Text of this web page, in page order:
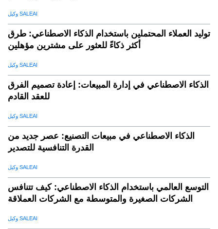
وكيل SALEAI
توليد العملاء المحتملين باستخدام الذكاء الاصطناعي: طرق
أكثر ذكاءً للعثور على مشترين مؤهلين
وكيل SALEAI
الذكاء الاصطناعي في إدارة المبيعات: إعادة تصميم الفرق
للعقد القادم
وكيل SALEAI
الذكاء الاصطناعي في مبيعات التصنيع: عصر جديد من
القدرة التنافسية للتصدير
وكيل SALEAI
التوسع العالمي باستخدام الذكاء الاصطناعي: كيف تتنافس
الشركات الصغيرة والمتوسطة مع الشركات العملاقة
وكيل SALEAI